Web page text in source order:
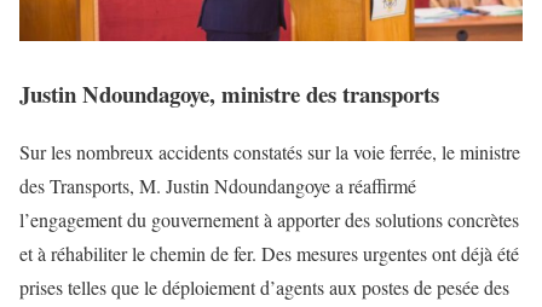
Justin Ndoundagoye, ministre des transports
Sur les nombreux accidents constatés sur la voie ferrée, le ministre
des Transports, M. Justin Ndoundangoye a réaffirmé
l’engagement du gouvernement à apporter des solutions concrètes
et à réhabiliter le chemin de fer. Des mesures urgentes ont déjà été
prises telles que le déploiement d’agents aux postes de pesée des